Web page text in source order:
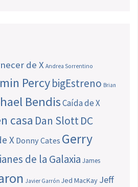
de X Andrea Sorrentino
PercybigEstreno Brian
BendisCaída de X
casa Dan SlottDC
X Donny Cates Gerry
de la Galaxia James
Javier Garrón Jed MacKay Jeff